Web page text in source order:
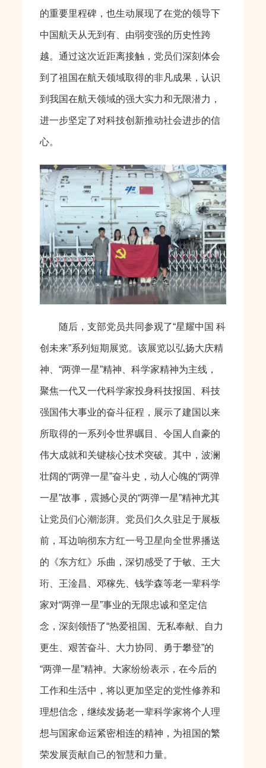
的重要里程碑，也生动展现了在党的领导下
中国航天从无到有、由弱变强的历史性跨
越。通过这次近距离接触，党员们深刻体会
到了祖国在航天领域取得的非凡成果，认识
到我国在航天领域的强大实力和无限潜力，
进一步坚定了对科技创新推动社会进步的信
心。
随后，支部党员共同参观了“星耀中国 科
创未来”系列短期展览。该展览以弘扬大庆精
神、“两弹一星”精神、科学家精神为主线，
聚焦一代又一代科学家投身科技报国、科技
强国伟大事业的奋斗征程，展示了建国以来
所取得的一系列令世界瞩目、令国人自豪的
伟大成就和关键核心技术突破。其中，波澜
壮阔的“两弹一星”奋斗史，动人心魄的“两弹
一星”故事，震撼心灵的“两弹一星”精神尤其
让党员们心潮澎湃。党员们久久驻足于展板
前，耳边响彻东方红一号卫星向全世界播送
的《东方红》乐曲，深切感受了于敏、王大
珩、王淦昌、邓稼先、钱学森等老一辈科学
家对“两弹一星”事业的无限忠诚和坚定信
念，深刻领悟了“热爱祖国、无私奉献、自力
更生、艰苦奋斗、大力协同、勇于攀登”的
“两弹一星”精神。大家纷纷表示，在今后的
工作和生活中，将以更加坚定的党性修养和
理想信念，继续发扬老一辈科学家将个人理
想与国家命运紧密相连的精神，为祖国的繁
荣发展贡献自己的智慧和力量。